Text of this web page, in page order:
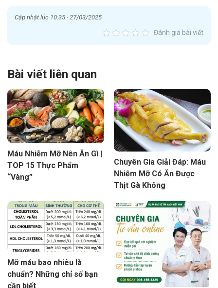
Cập nhật lúc 10:35 - 27/03/2025
Đánh giá bài viết
Bài viết liên quan
Máu Nhiễm Mỡ Nên Ăn Gì |
TOP 15 Thực Phẩm
“Vàng”
Chuyên Gia Giải Đáp: Máu
Nhiễm Mỡ Có Ăn Được
Thịt Gà Không
Mỡ máu bao nhiêu là
chuẩn? Những chỉ số bạn
cần biết